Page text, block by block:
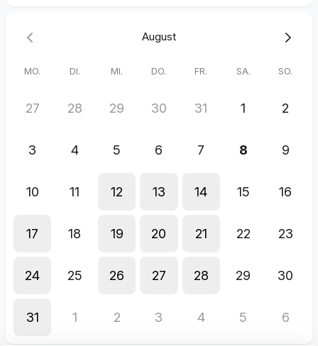
August
MO. DI. MI. DO. FR. SA. SO.
27 28 29 30 31 1 2
3 4 5 6 7 8 9
10 11 12 13 14 15 16
17 18 19 20 21 22 23
24 25 26 27 28 29 30
31 1 2 3 4 5 6